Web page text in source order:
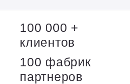
100 000 +
клиентов
100 фабрик
партнеров